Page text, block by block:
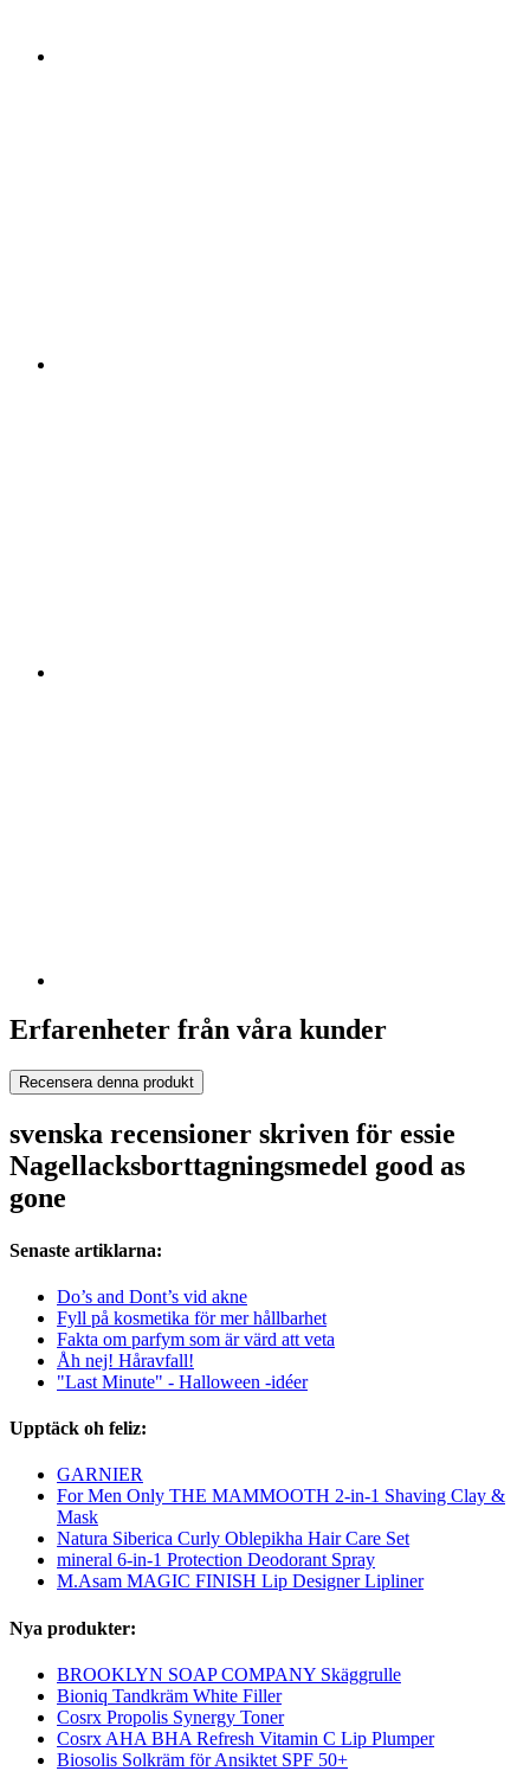
Erfarenheter från våra kunder
Recensera denna produkt
svenska recensioner skriven för essie
Nagellacksborttagningsmedel good as
gone
Senaste artiklarna:
Do’s and Dont’s vid akne
Fyll på kosmetika för mer hållbarhet
Fakta om parfym som är värd att veta
Åh nej! Håravfall!
"Last Minute" - Halloween -idéer
Upptäck oh feliz:
GARNIER
For Men Only THE MAMMOOTH 2-in-1 Shaving Clay &
Mask
Natura Siberica Curly Oblepikha Hair Care Set
mineral 6-in-1 Protection Deodorant Spray
M.Asam MAGIC FINISH Lip Designer Lipliner
Nya produkter:
BROOKLYN SOAP COMPANY Skäggrulle
Bioniq Tandkräm White Filler
Cosrx Propolis Synergy Toner
Cosrx AHA BHA Refresh Vitamin C Lip Plumper
Biosolis Solkräm för Ansiktet SPF 50+